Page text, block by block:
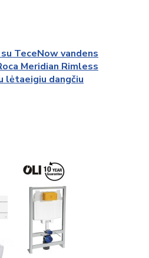
TeceNow vandens
Meridian Rimless
lėtaeigiu dangčiu